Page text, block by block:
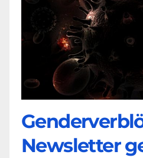
Newsletter